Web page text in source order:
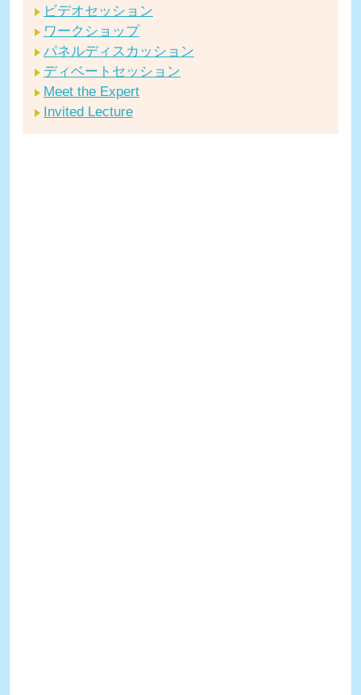
ビデオセッション
ワークショップ
パネルディスカッション
ディベートセッション
Meet the Expert
Invited Lecture